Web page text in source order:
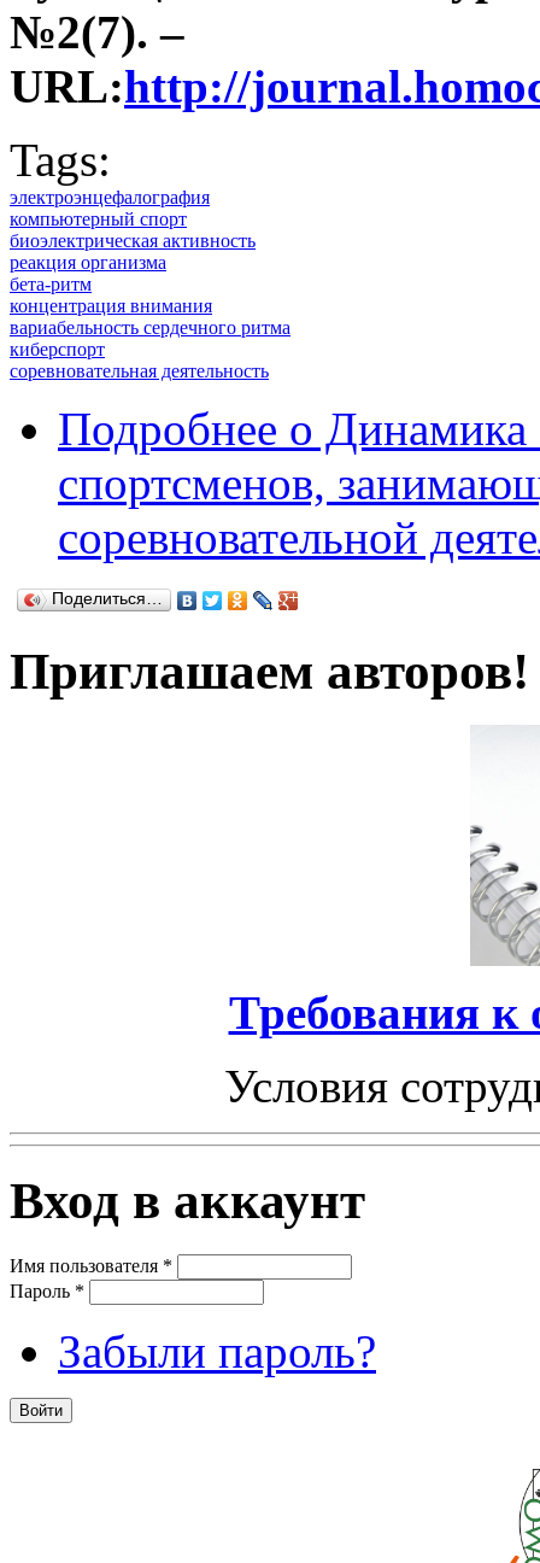
№2(7). –
URL:http://
Tags:
электроэнцефалография
компьютерный спорт
биоэлектрическая активность
реакция организма
бета-ритм
концентрация внимания
вариабельность сердечного ритма
киберспорт
соревновательная деятельность
Подробнее о Динамика
спортсменов,
соревновательной
Поделиться…
Приглашаем авторов!
Требования к
Условия
Вход в аккаунт
Имя пользователя *
Пароль *
Забыли пароль?